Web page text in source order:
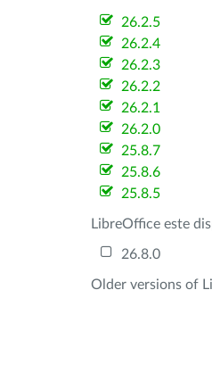
26.2.5
26.2.4
26.2.3
26.2.2
26.2.1
26.2.0
25.8.7
25.8.6
25.8.5
LibreOffice este
26.8.0
Older versions of